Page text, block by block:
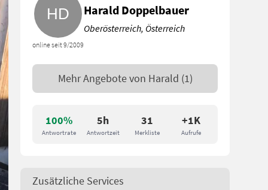
100%
Antwortrate
5h
Antwortzeit
31
Merkliste
+1K
Aufrufe
online seit 9/2009
Harald Doppelbauer
Oberösterreich, Österreich
Mehr Angebote von Harald (1)
Zusätzliche Services